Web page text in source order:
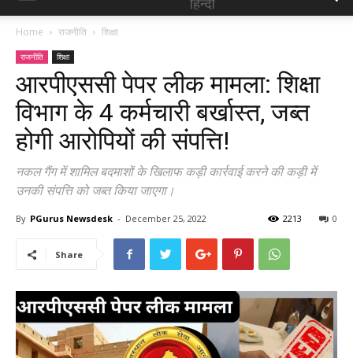
Home राजनीति शिक्षा
राजनीति शिक्षा
आरपीएससी पेपर लीक मामला: शिक्षा
विभाग के 4 कर्मचारी बर्खास्त, जब्त
होगी आरोपियों की संपत्ति!
नकल गैंग में शामिल बदमाशों के खिलाफ कड़ी कार्रवाई करने की कड़ी में
उनकी संपत्ति को जब्त किया जाएगा।
By PGurus Newsdesk - December 25, 2022 0
2213
Share